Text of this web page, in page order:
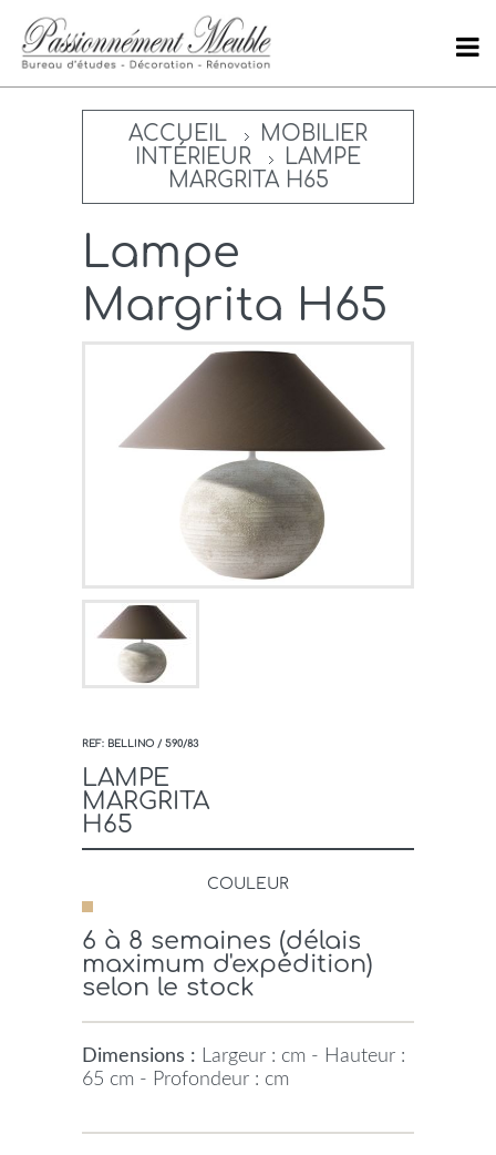
ACCUEIL
MOBILIER
INTÉRIEUR
LAMPE
MARGRITA H65
Lampe
Margrita H65
REF: BELLINO / 590/83
LAMPE
MARGRITA
H65
COULEUR
6 à 8 semaines (délais
maximum d'expédition)
selon le stock
Dimensions : Largeur : cm - Hauteur :
65 cm - Profondeur : cm